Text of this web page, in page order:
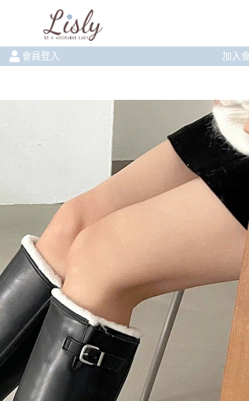
會員登入 加入